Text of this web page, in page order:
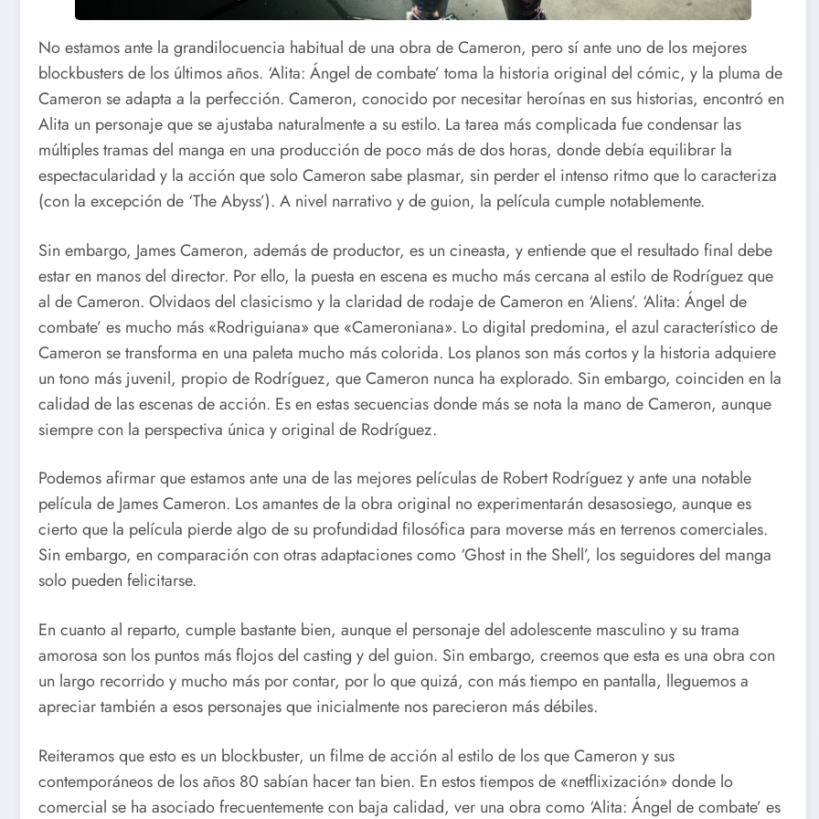
No estamos ante la grandilocuencia habitual de una obra de Cameron, pero sí ante uno de los mejores
blockbusters de los últimos años. ‘Alita: Ángel de combate’ toma la historia original del cómic, y la pluma de
Cameron se adapta a la perfección. Cameron, conocido por necesitar heroínas en sus historias, encontró en
Alita un personaje que se ajustaba naturalmente a su estilo. La tarea más complicada fue condensar las
múltiples tramas del manga en una producción de poco más de dos horas, donde debía equilibrar la
espectacularidad y la acción que solo Cameron sabe plasmar, sin perder el intenso ritmo que lo caracteriza
(con la excepción de ‘The Abyss’). A nivel narrativo y de guion, la película cumple notablemente.
Sin embargo, James Cameron, además de productor, es un cineasta, y entiende que el resultado final debe
estar en manos del director. Por ello, la puesta en escena es mucho más cercana al estilo de Rodríguez que
al de Cameron. Olvidaos del clasicismo y la claridad de rodaje de Cameron en ‘Aliens’. ‘Alita: Ángel de
combate’ es mucho más «Rodriguiana» que «Cameroniana». Lo digital predomina, el azul característico de
Cameron se transforma en una paleta mucho más colorida. Los planos son más cortos y la historia adquiere
un tono más juvenil, propio de Rodríguez, que Cameron nunca ha explorado. Sin embargo, coinciden en la
calidad de las escenas de acción. Es en estas secuencias donde más se nota la mano de Cameron, aunque
siempre con la perspectiva única y original de Rodríguez.
Podemos afirmar que estamos ante una de las mejores películas de Robert Rodríguez y ante una notable
película de James Cameron. Los amantes de la obra original no experimentarán desasosiego, aunque es
cierto que la película pierde algo de su profundidad filosófica para moverse más en terrenos comerciales.
Sin embargo, en comparación con otras adaptaciones como ‘Ghost in the Shell’, los seguidores del manga
solo pueden felicitarse.
En cuanto al reparto, cumple bastante bien, aunque el personaje del adolescente masculino y su trama
amorosa son los puntos más flojos del casting y del guion. Sin embargo, creemos que esta es una obra con
un largo recorrido y mucho más por contar, por lo que quizá, con más tiempo en pantalla, lleguemos a
apreciar también a esos personajes que inicialmente nos parecieron más débiles.
Reiteramos que esto es un blockbuster, un filme de acción al estilo de los que Cameron y sus
contemporáneos de los años 80 sabían hacer tan bien. En estos tiempos de «netflixización» donde lo
comercial se ha asociado frecuentemente con baja calidad, ver una obra como ‘Alita: Ángel de combate’ es